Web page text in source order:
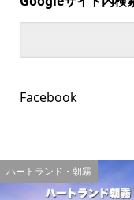
Facebook
ハートランド・朝霧